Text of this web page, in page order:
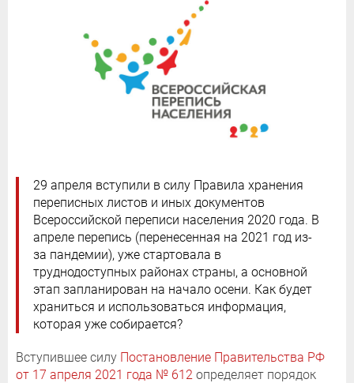
29 апреля вступили в силу Правила хранения
переписных листов и иных документов
Всероссийской переписи населения 2020 года. В
апреле перепись (перенесенная на 2021 год из-
за пандемии), уже стартовала в
труднодоступных районах страны, а основной
этап запланирован на начало осени. Как будет
храниться и использоваться информация,
которая уже собирается?
Вступившее силу Постановление Правительства РФ
от 17 апреля 2021 года № 612 определяет порядок